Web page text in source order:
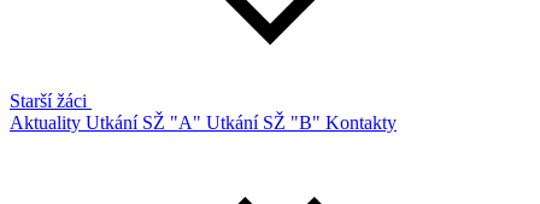
Starší žáci
Aktuality Utkání SŽ "A" Utkání SŽ "B" Kontakty